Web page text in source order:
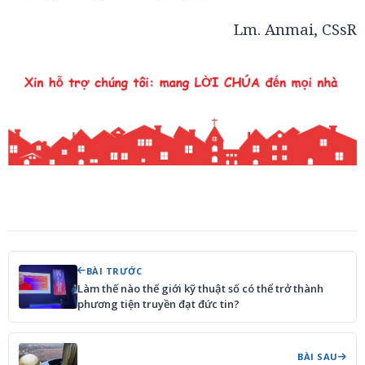
Lm. Anmai, CSsR
BÀI TRƯỚC
Làm thế nào thế giới kỹ thuật số có thể trở thành
phương tiện truyền đạt đức tin?
BÀI SAU